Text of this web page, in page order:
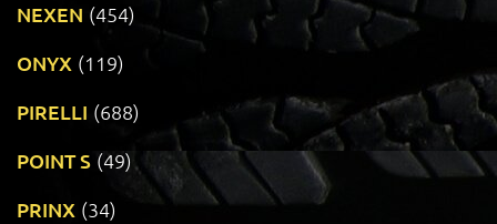
NEXEN (454)
ONYX (119)
PIRELLI (688)
POINT S (49)
PRINX (34)